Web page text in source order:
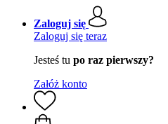
Zaloguj się
Zaloguj się teraz
Jesteś tu po raz pierwszy?
Załóż konto